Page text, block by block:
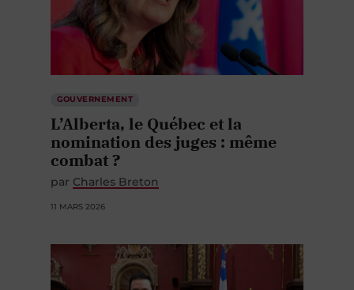
GOUVERNEMENT
L’Alberta, le Québec et la
nomination des juges : même
combat ?
par Charles Breton
11 MARS 2026